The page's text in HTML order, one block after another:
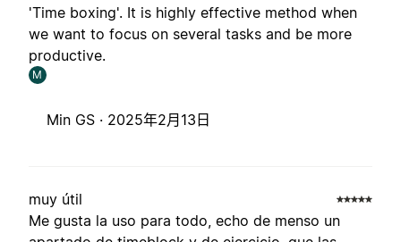
'Time boxing'. It is highly effective method when
we want to focus on several tasks and be more
productive.
M
Min GS · 2025年2月13日
muy útil
Me gusta la uso para todo, echo de menso un